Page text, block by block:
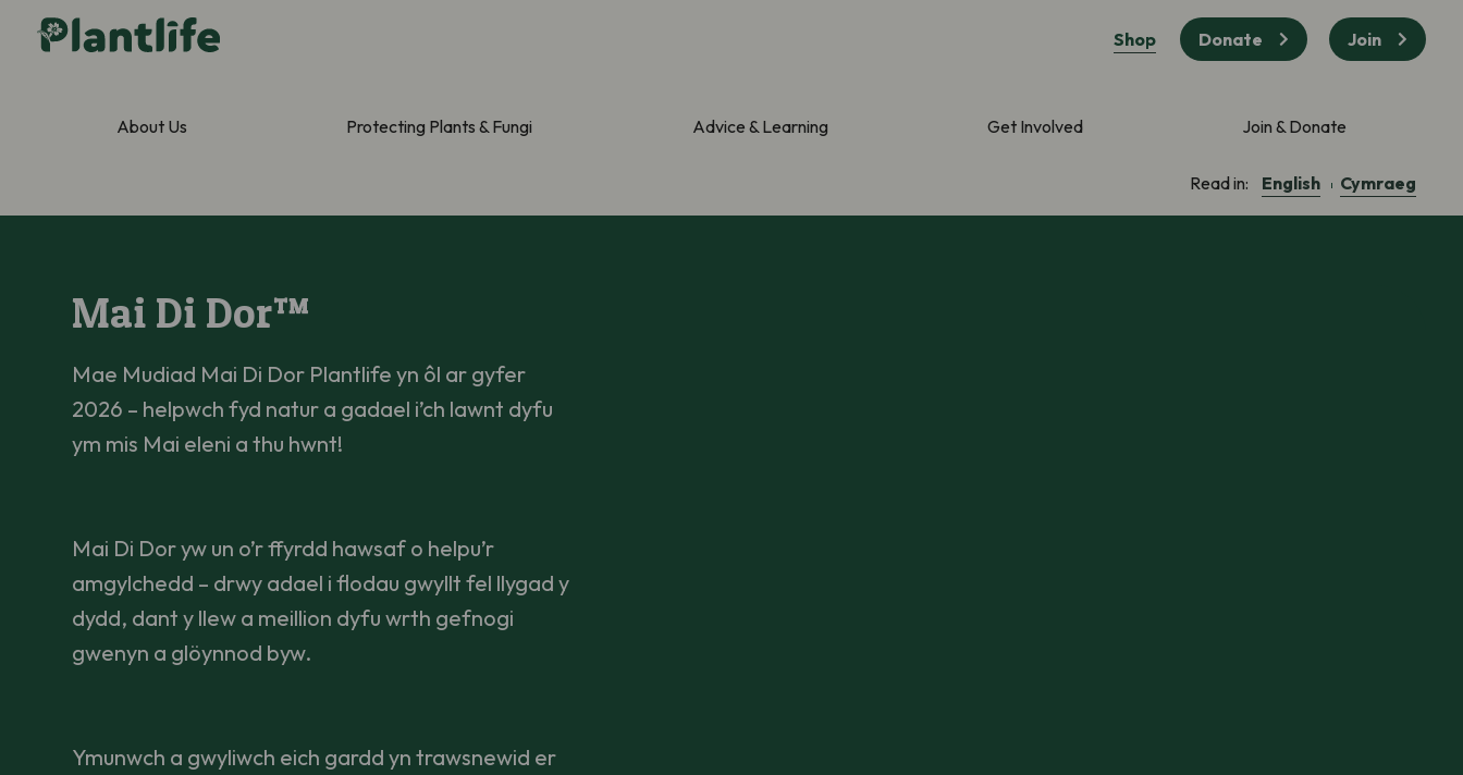
Shop Donate Join
About Us Protecting Plants & Fungi Advice & Learning Get Involved Join & Donate
Read in: English Cymraeg
Mai Di Dor™
Mae Mudiad Mai Di Dor Plantlife yn ôl ar gyfer
2026 – helpwch fyd natur a gadael i’ch lawnt dyfu
ym mis Mai eleni a thu hwnt!
Mai Di Dor yw un o’r ffyrdd hawsaf o helpu’r
amgylchedd – drwy adael i flodau gwyllt fel llygad y
dydd, dant y llew a meillion dyfu wrth gefnogi
gwenyn a glöynnod byw.
Ymunwch a gwyliwch eich gardd yn trawsnewid er